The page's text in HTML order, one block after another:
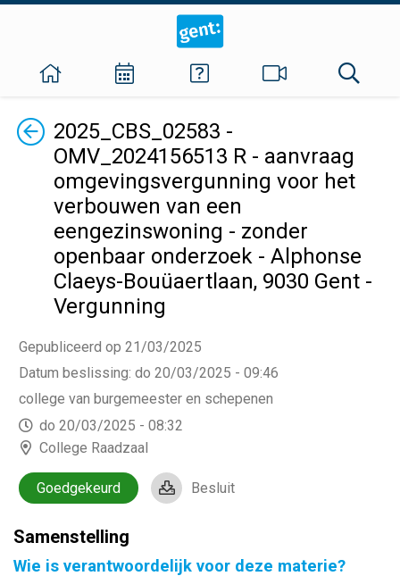
Terug2025_CBS_02583 -
OMV_2024156513 R - aanvraag
omgevingsvergunning voor het
verbouwen van een
eengezinswoning - zonder
openbaar onderzoek - Alphonse
Claeys-Bouüaertlaan, 9030 Gent -
Vergunning
Gepubliceerd op 21/03/2025
Datum beslissing: do 20/03/2025 - 09:46
college van burgemeester en schepenen
do 20/03/2025 - 08:32
College Raadzaal
Goedgekeurd Besluit
Samenstelling
Wie is verantwoordelijk voor deze materie?